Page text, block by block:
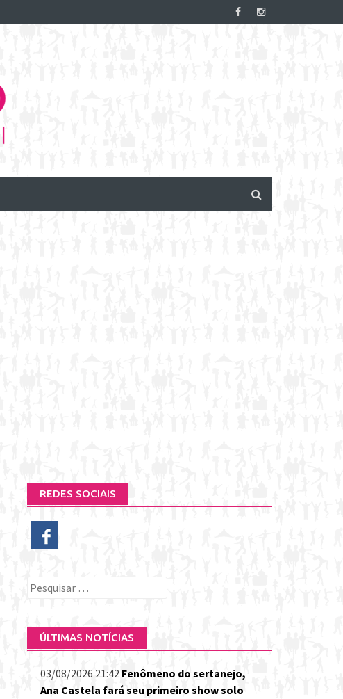
REDES SOCIAIS
Pesquisar
ÚLTIMAS NOTÍCIAS
03/08/2026 21:42 Fenômeno do sertanejo,
Ana Castela fará seu primeiro show solo